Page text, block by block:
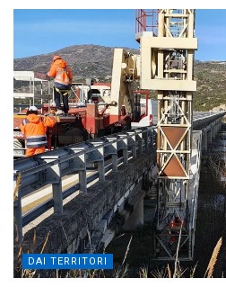
DAI TERRITORI